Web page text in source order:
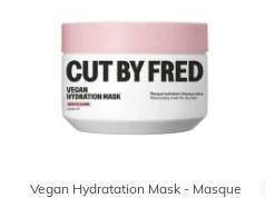
Vegan Hydratation Mask - Masque